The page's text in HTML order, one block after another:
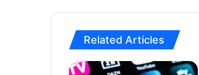
ल
र
Related Articles